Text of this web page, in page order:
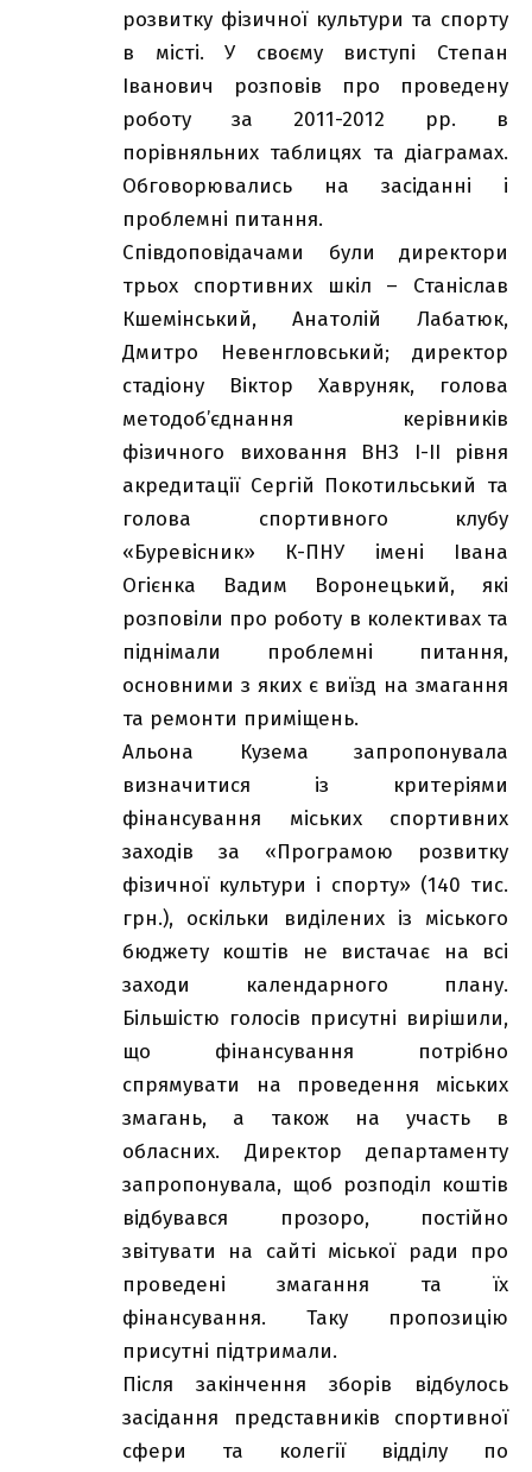
розвитку фізичної культури та спорту
в місті. У своєму виступі Степан
Іванович розповів про проведену
роботу за 2011-2012 рр. в
порівняльних таблицях та діаграмах.
Обговорювались на засіданні і
проблемні питання.
Співдоповідачами були директори
трьох спортивних шкіл – Станіслав
Кшемінський, Анатолій Лабатюк,
Дмитро Невенгловський; директор
стадіону Віктор Хавруняк, голова
методоб’єднання керівників
фізичного виховання ВНЗ І-ІІ рівня
акредитації Сергій Покотильський та
голова спортивного клубу
«Буревісник» К-ПНУ імені Івана
Огієнка Вадим Воронецький, які
розповіли про роботу в колективах та
піднімали проблемні питання,
основними з яких є виїзд на змагання
та ремонти приміщень.
Альона Кузема запропонувала
визначитися із критеріями
фінансування міських спортивних
заходів за «Програмою розвитку
фізичної культури і спорту» (140 тис.
грн.), оскільки виділених із міського
бюджету коштів не вистачає на всі
заходи календарного плану.
Більшістю голосів присутні вирішили,
що фінансування потрібно
спрямувати на проведення міських
змагань, а також на участь в
обласних. Директор департаменту
запропонувала, щоб розподіл коштів
відбувався прозоро, постійно
звітувати на сайті міської ради про
проведені змагання та їх
фінансування. Таку пропозицію
присутні підтримали.
Після закінчення зборів відбулось
засідання представників спортивної
сфери та колегії відділу по